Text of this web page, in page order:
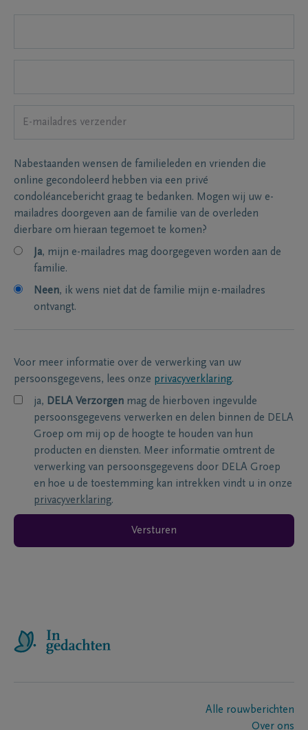
Nabestaanden wensen de familieleden en vrienden die
online gecondoleerd hebben via een privé
condoléancebericht graag te bedanken. Mogen wij uw e-
mailadres doorgeven aan de familie van de overleden
dierbare om hieraan tegemoet te komen?
Ja, mijn e-mailadres mag doorgegeven worden aan de
familie.
Neen, ik wens niet dat de familie mijn e-mailadres
ontvangt.
Voor meer informatie over de verwerking van uw
persoonsgegevens, lees onze privacyverklaring.
ja, DELA Verzorgen mag de hierboven ingevulde
persoonsgegevens verwerken en delen binnen de DELA
Groep om mij op de hoogte te houden van hun
producten en diensten. Meer informatie omtrent de
verwerking van persoonsgegevens door DELA Groep
en hoe u de toestemming kan intrekken vindt u in onze
privacyverklaring.
Versturen
Alle rouwberichten
Over ons